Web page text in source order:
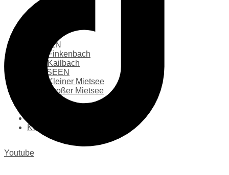
ANGELN
Finkenbach
Kailbach
MIETSEEN
Kleiner Mietsee
Großer Mietsee
KONTAKT
Youtube